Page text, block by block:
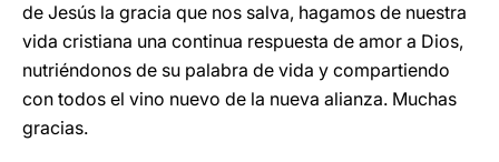
de Jesús la gracia que nos salva, hagamos de nuestra
vida cristiana una continua respuesta de amor a Dios,
nutriéndonos de su palabra de vida y compartiendo
con todos el vino nuevo de la nueva alianza. Muchas
gracias.